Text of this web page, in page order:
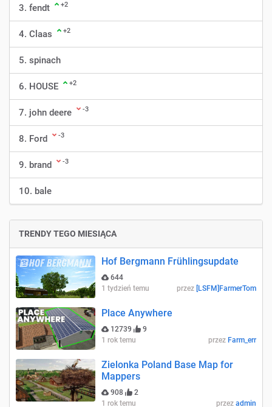
3. fendt +2
4. Claas +2
5. spinach
6. HOUSE +2
7. john deere -3
8. Ford -3
9. brand -3
10. bale
TRENDY TEGO MIESIĄCA
Hof Bergmann Frühlingsupdate
644
1 tydzień temu
przez [LSFM]FarmerTom
Place Anywhere
12739
9
1 rok temu
przez Farm_err
Zielonka Poland Base Map for
Mappers
908
2
1 rok temu
przez admin